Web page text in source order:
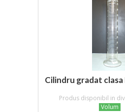
Cilindru gradat clasa
Produs disponibil in
Volum